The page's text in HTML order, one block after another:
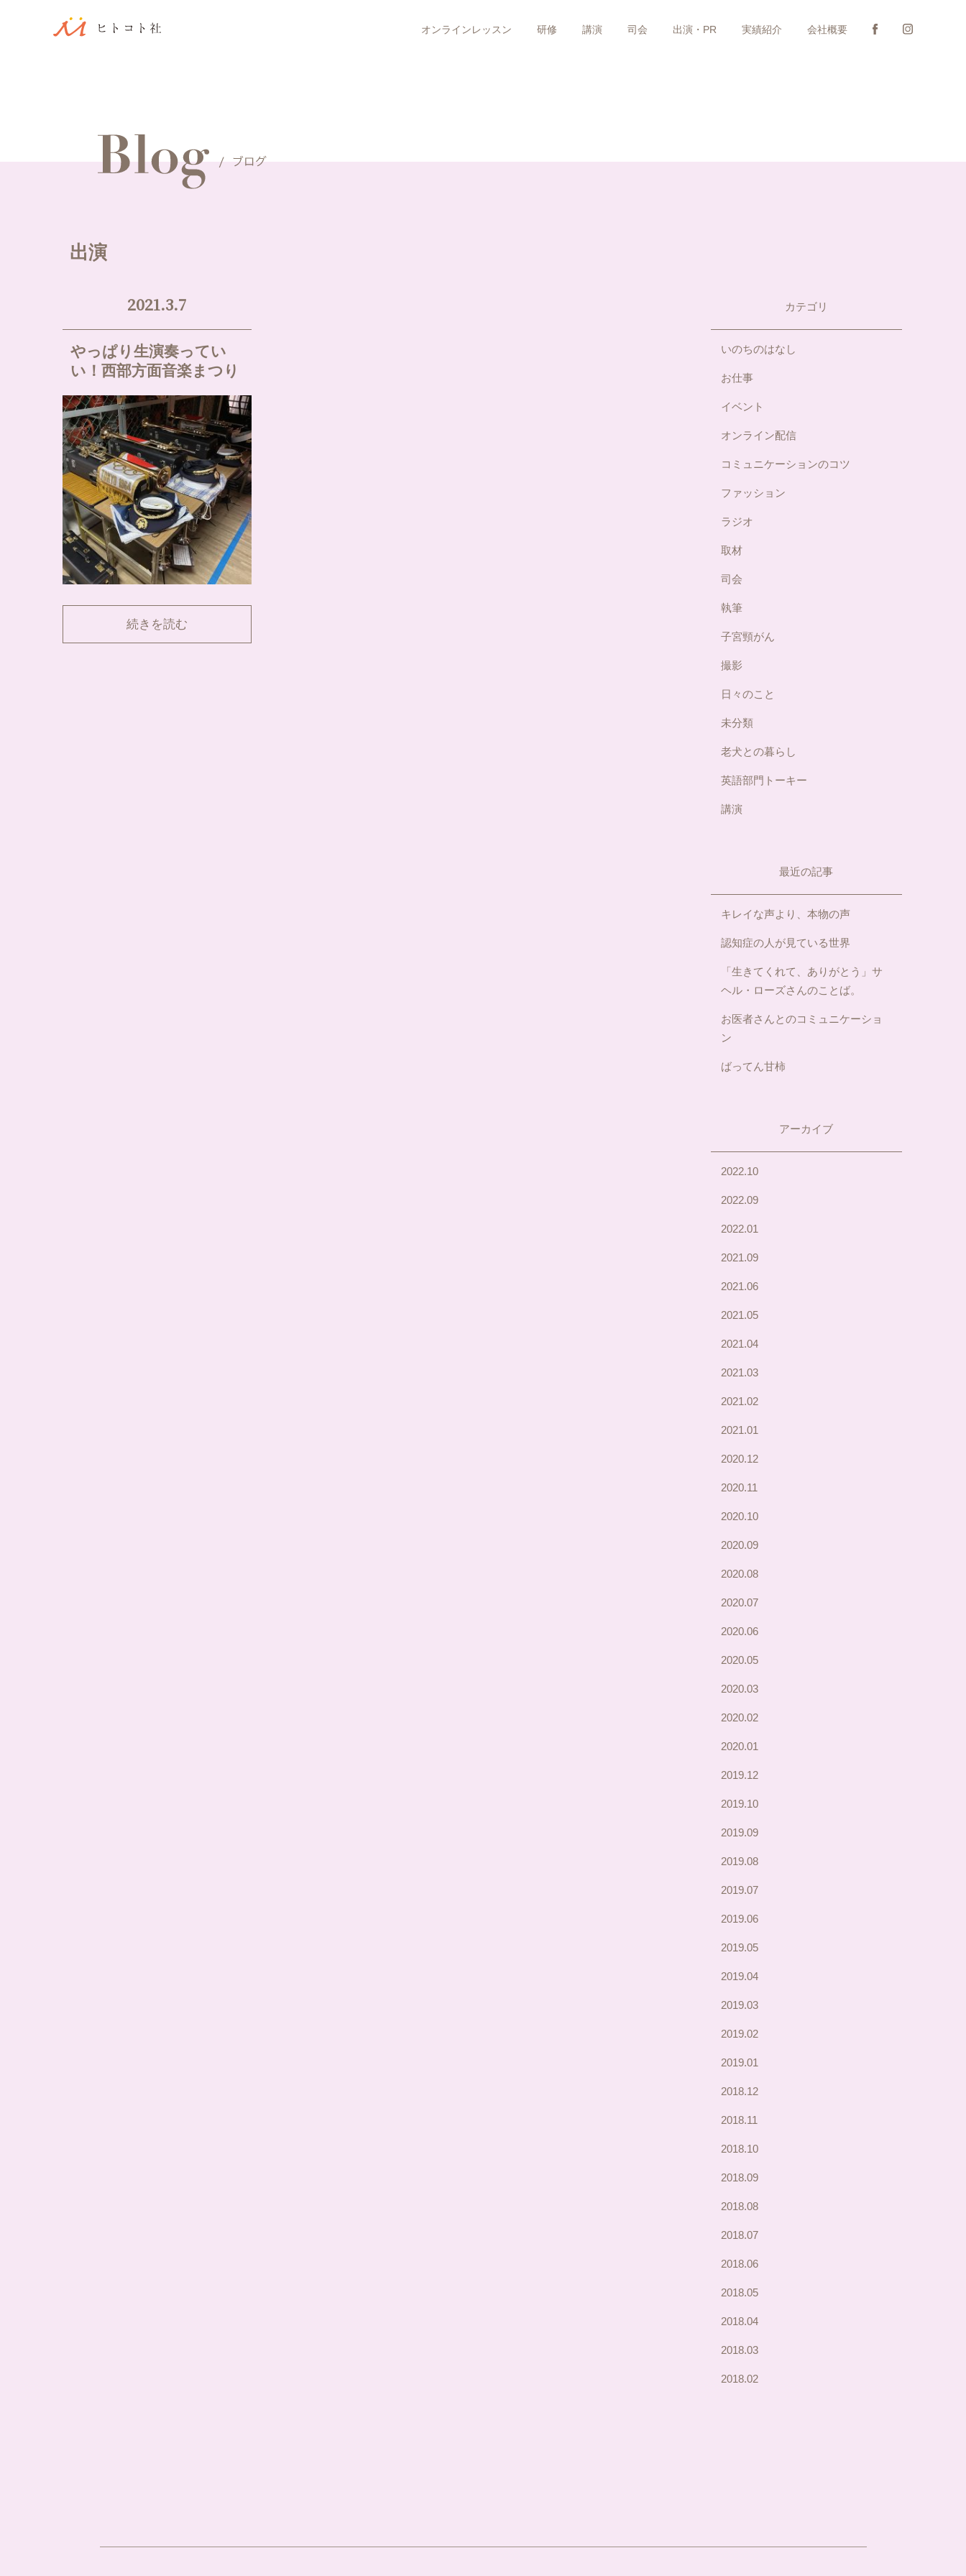
オンラインレッスン 研修 講演 司会 出演・PR 実績紹介 会社概要
出演
2021.3.7
やっぱり生演奏ってい
い！西部方面音楽まつり
続きを読む
カテゴリ
いのちのはなし
お仕事
イベント
オンライン配信
コミュニケーションのコツ
ファッション
ラジオ
取材
司会
執筆
子宮頸がん
撮影
日々のこと
未分類
老犬との暮らし
英語部門トーキー
講演
最近の記事
キレイな声より、本物の声
認知症の人が見ている世界
「生きてくれて、ありがとう」サ
ヘル・ローズさんのことば。
お医者さんとのコミュニケーショ
ン
ばってん甘柿
アーカイブ
2022.10
2022.09
2022.01
2021.09
2021.06
2021.05
2021.04
2021.03
2021.02
2021.01
2020.12
2020.11
2020.10
2020.09
2020.08
2020.07
2020.06
2020.05
2020.03
2020.02
2020.01
2019.12
2019.10
2019.09
2019.08
2019.07
2019.06
2019.05
2019.04
2019.03
2019.02
2019.01
2018.12
2018.11
2018.10
2018.09
2018.08
2018.07
2018.06
2018.05
2018.04
2018.03
2018.02